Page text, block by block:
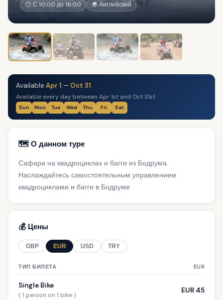
🕐 С 10:00 до 16:00
🌍 Английский
Available Apr 1 — Oct 31
Available every day between Apr 1st and Oct 31st
Sun Mon Tue Wed Thu Fri Sat
🗺️ О данном туре
Сафари на квадроциклах и багги из Бодрума.
Наслаждайтесь самостоятельным управлением
квадроциклами и багги в Бодруме
💰 Цены
GBP EUR USD TRY
ТИП БИЛЕТА EUR
Single Bike
( 1 person on 1 bike )
EUR 45